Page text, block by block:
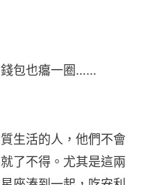
錢包也癟一圈……
生活的人，他們不會
了不得。尤其是這兩